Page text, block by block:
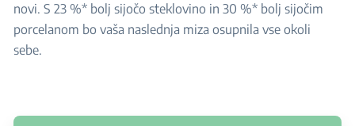
novi. S 23 %* bolj sijočo steklovino in 30 %* bolj sijočim
porcelanom bo vaša naslednja miza osupnila vse okoli
sebe.